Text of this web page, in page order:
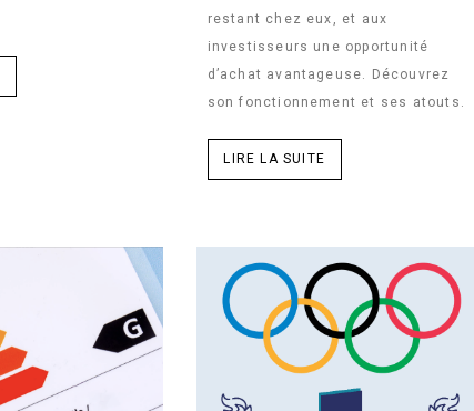
restant chez eux, et aux
investisseurs une opportunité
d’achat avantageuse. Découvrez
son fonctionnement et ses atouts.
LIRE LA SUITE